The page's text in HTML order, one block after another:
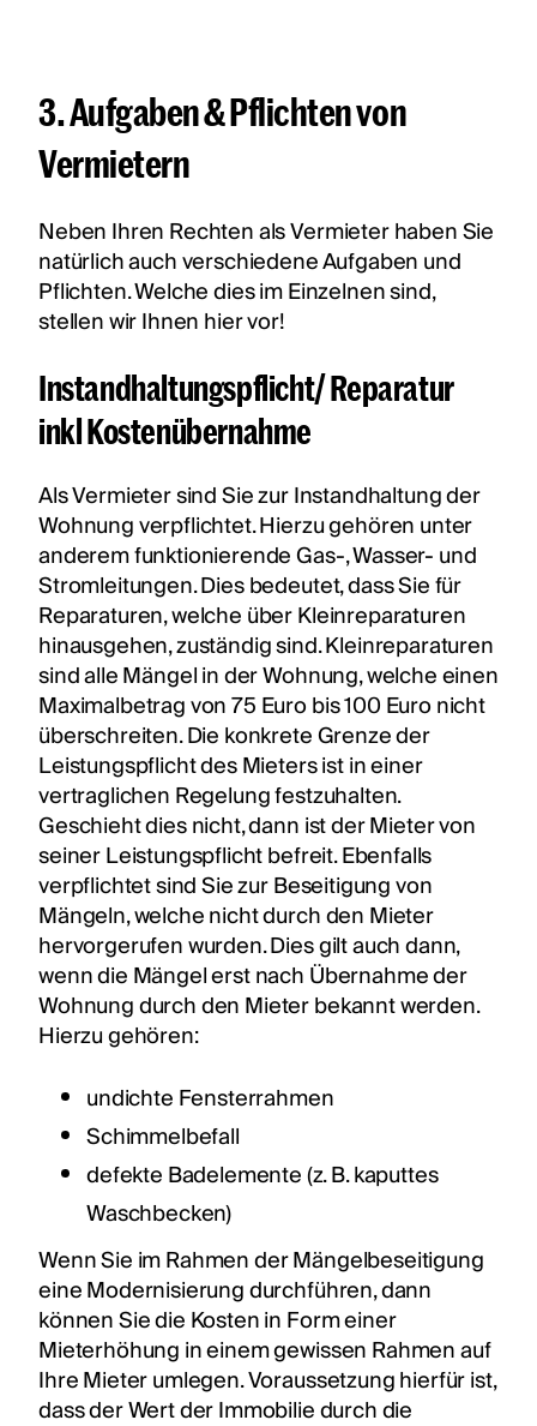
3. Aufgaben & Pflichten von
Vermietern
Neben Ihren Rechten als Vermieter haben Sie
natürlich auch verschiedene Aufgaben und
Pflichten. Welche dies im Einzelnen sind,
stellen wir Ihnen hier vor!
Instandhaltungspflicht/ Reparatur
inkl Kostenübernahme
Als Vermieter sind Sie zur Instandhaltung der
Wohnung verpflichtet. Hierzu gehören unter
anderem funktionierende Gas-, Wasser- und
Stromleitungen. Dies bedeutet, dass Sie für
Reparaturen, welche über Kleinreparaturen
hinausgehen, zuständig sind. Kleinreparaturen
sind alle Mängel in der Wohnung, welche einen
Maximalbetrag von 75 Euro bis 100 Euro nicht
überschreiten. Die konkrete Grenze der
Leistungspflicht des Mieters ist in einer
vertraglichen Regelung festzuhalten.
Geschieht dies nicht, dann ist der Mieter von
seiner Leistungspflicht befreit. Ebenfalls
verpflichtet sind Sie zur Beseitigung von
Mängeln, welche nicht durch den Mieter
hervorgerufen wurden. Dies gilt auch dann,
wenn die Mängel erst nach Übernahme der
Wohnung durch den Mieter bekannt werden.
Hierzu gehören:
undichte Fensterrahmen
Schimmelbefall
defekte Badelemente (z. B. kaputtes
Waschbecken)
Wenn Sie im Rahmen der Mängelbeseitigung
eine Modernisierung durchführen, dann
können Sie die Kosten in Form einer
Mieterhöhung in einem gewissen Rahmen auf
Ihre Mieter umlegen. Voraussetzung hierfür ist,
dass der Wert der Immobilie durch die